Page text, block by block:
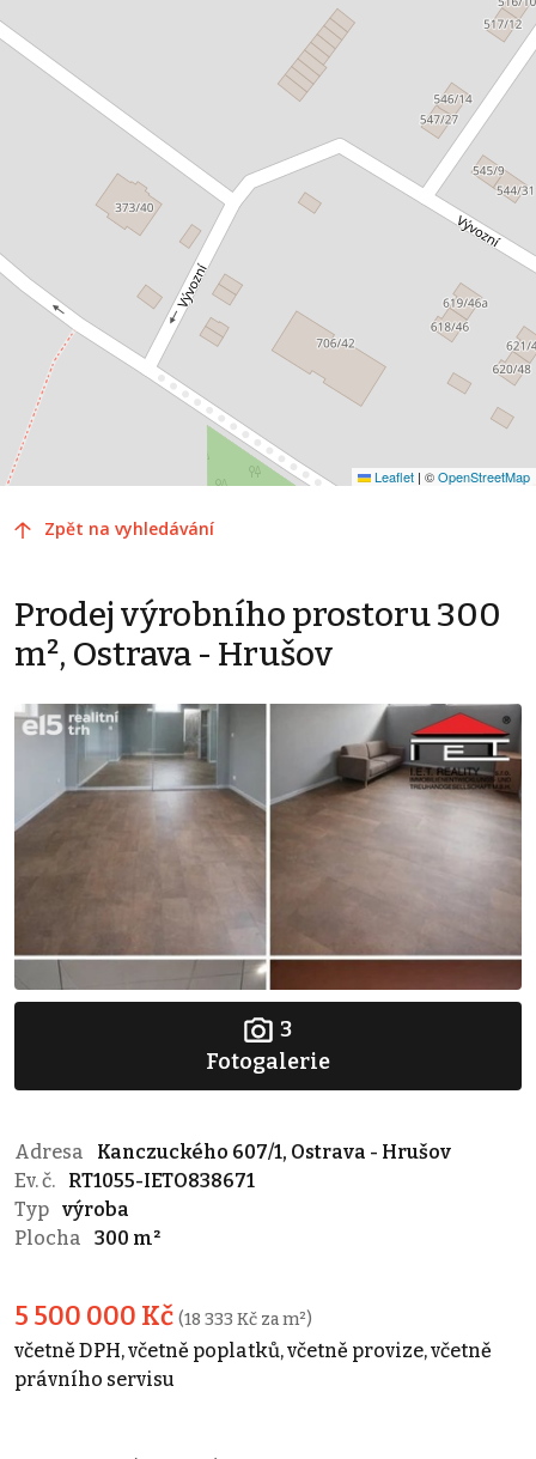
Leaflet | ©OpenStreetMap
Zpět na vyhledávání
Prodej výrobního prostoru 300
m², Ostrava - Hrušov
3
Fotogalerie
Adresa
Kanczuckého 607/1, Ostrava - Hrušov
Ev. č.
RT1055-IETO838671
Typ výroba
Plocha
300 m²
5 500 000 Kč (18 333 Kč za m²)
včetně DPH, včetně poplatků, včetně provize, včetně
právního servisu